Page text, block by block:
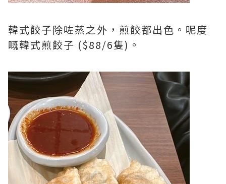
韓式餃子除咗蒸之外，煎餃都出色。呢度
嘅韓式煎餃子 ($88/6隻)。